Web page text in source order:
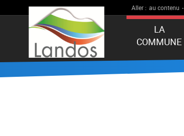
Aller : au contenu -
LA
COMMUNE